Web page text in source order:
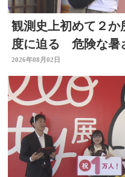
観測史上初めて２
度に迫る 危険な
2026年08月02日